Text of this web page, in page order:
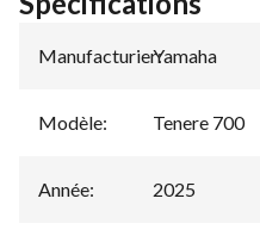
Manufacturier:
Yamaha
Modèle: Tenere 700
Année: 2025